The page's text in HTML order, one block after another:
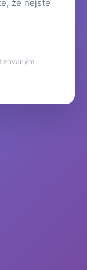
že nejste